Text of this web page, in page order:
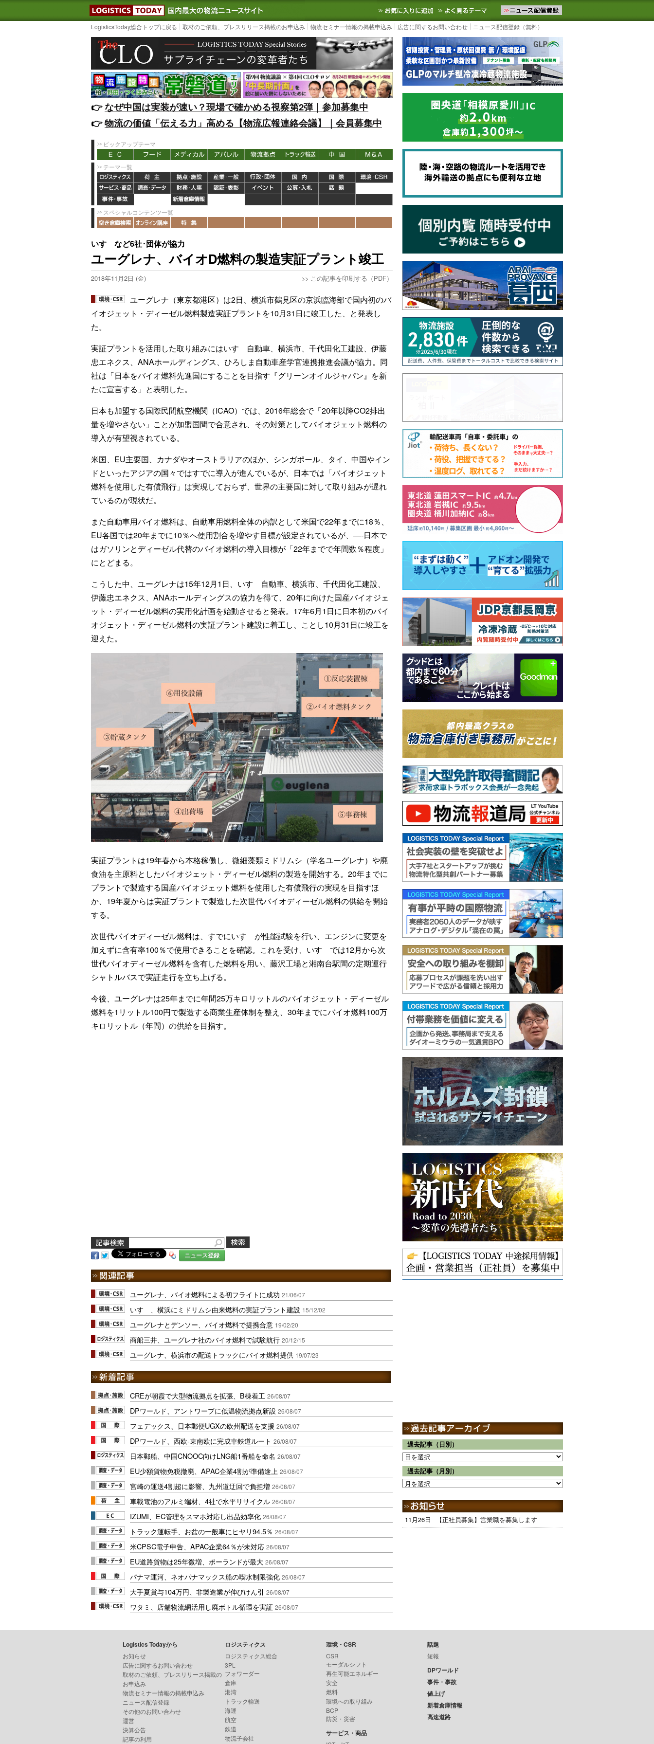
LOGISTICS TODAY｜国内最大の物流ニュースサイト3PL, SCMなど国内外の最新の物流ニュースをお届けします。物流ニュースメール配信を登録す
お気に入りに追加 よく見るテーマ
LogisticsToday総合トップに戻る 取材のご依頼、プレスリリース掲載のお申込み 物流セミナー情報の掲載申込み 広告に関するお問い合わせ ニュース配信登録（無料）
👉️なぜ中国は実装が速い？現場で確かめる視察第2弾｜参加募集中
👉️物流の価値「伝える力」高める【物流広報連絡会議】｜会員募集中
ピックアップテーマ
テーマ一覧
スペシャルコンテンツ一覧
いすゞなど6社･団体が協力
ユーグレナ、バイオD燃料の製造実証プラント竣工
2018年11月2日 (金) >> この記事を印刷する（PDF）
ユーグレナ（東京都港区）は2日、横浜市鶴見区の京浜臨海部で国内初のバ
イオジェット・ディーゼル燃料製造実証プラントを10月31日に竣工した、と発表し
た。
実証プラントを活用した取り組みにはいすゞ自動車、横浜市、千代田化工建設、伊藤
忠エネクス、ANAホールディングス、ひろしま自動車産学官連携推進会議が協力。同
社は「日本をバイオ燃料先進国にすることを目指す『グリーンオイルジャパン』を新
たに宣言する」と表明した。
日本も加盟する国際民間航空機関（ICAO）では、2016年総会で「20年以降CO2排出
量を増やさない」ことが加盟国間で合意され、その対策としてバイオジェット燃料の
導入が有望視されている。
米国、EU主要国、カナダやオーストラリアのほか、シンガポール、タイ、中国やイン
ドといったアジアの国々ではすでに導入が進んでいるが、日本では「バイオジェット
燃料を使用した有償飛行」は実現しておらず、世界の主要国に対して取り組みが遅れ
ているのが現状だ。
また自動車用バイオ燃料は、自動車用燃料全体の内訳として米国で22年までに18％、
EU各国では20年までに10％へ使用割合を増やす目標が設定されているが、—-日本で
はガソリンとディーゼル代替のバイオ燃料の導入目標が「22年までで年間数％程度」
にとどまる。
こうした中、ユーグレナは15年12月1日、いすゞ自動車、横浜市、千代田化工建設、
伊藤忠エネクス、ANAホールディングスの協力を得て、20年に向けた国産バイオジェ
ット・ディーゼル燃料の実用化計画を始動させると発表。17年6月1日に日本初のバイ
オジェット・ディーゼル燃料の実証プラント建設に着工し、ことし10月31日に竣工を
迎えた。
実証プラントは19年春から本格稼働し、微細藻類ミドリムシ（学名ユーグレナ）や廃
食油を主原料としたバイオジェット・ディーゼル燃料の製造を開始する。20年までに
プラントで製造する国産バイオジェット燃料を使用した有償飛行の実現を目指すほ
か、19年夏からは実証プラントで製造した次世代バイオディーゼル燃料の供給を開始
する。
次世代バイオディーゼル燃料は、すでにいすゞが性能試験を行い、エンジンに変更を
加えずに含有率100％で使用できることを確認。これを受け、いすゞでは12月から次
世代バイオディーゼル燃料を含有した燃料を用い、藤沢工場と湘南台駅間の定期運行
シャトルバスで実証走行を立ち上げる。
今後、ユーグレナは25年までに年間25万キロリットルのバイオジェット・ディーゼル
燃料を1リットル100円で製造する商業生産体制を整え、30年までにバイオ燃料100万
キロリットル（年間）の供給を目指す。
ニュース登録
ユーグレナ、バイオ燃料による初フライトに成功 21/06/07
いすゞ、横浜にミドリムシ由来燃料の実証プラント建設 15/12/02
ユーグレナとデンソー、バイオ燃料で提携合意 19/02/20
商船三井、ユーグレナ社のバイオ燃料で試験航行 20/12/15
ユーグレナ、横浜市の配送トラックにバイオ燃料提供 19/07/23
CREが朝霞で大型物流拠点を拡張、B棟着工 26/08/07
DPワールド、アントワープに低温物流拠点新設 26/08/07
フェデックス、日本郵便UGXの欧州配送を支援 26/08/07
DPワールド、西欧-東南欧に完成車鉄道ルート 26/08/07
日本郵船、中国CNOOC向けLNG船1番船を命名 26/08/07
EU少額貨物免税撤廃、APAC企業4割が準備途上 26/08/07
宮崎の運送4割超に影響、九州道迂回で負担増 26/08/07
車載電池のアルミ端材、4社で水平リサイクル 26/08/07
IZUMI、EC管理をスマホ対応し出品効率化 26/08/07
トラック運転手、お盆の一般車にヒヤリ94.5％ 26/08/07
米CPSC電子申告、APAC企業64％が未対応 26/08/07
EU道路貨物は25年微増、ポーランドが最大 26/08/07
パナマ運河、ネオパナマックス船の喫水制限強化 26/08/07
大手夏賞与104万円、非製造業が伸びけん引 26/08/07
ワタミ、店舗物流網活用し廃ボトル循環を実証 26/08/07
過去記事（日別）
過去記事（月別）
11月26日 【正社員募集】営業職を募集します
Logistics Todayから
お知らせ
広告に関するお問い合わせ
取材のご依頼、プレスリリース掲載の
お申込み
物流セミナー情報の掲載申込み
ニュース配信登録
その他のお問い合わせ
運営
決算公告
記事の利用
ロジスティクス
ロジスティクス総合
3PL
フォワーダー
倉庫
港湾
トラック輸送
海運
航空
鉄道
物流子会社
環境・CSR
CSR
モーダルシフト
再生可能エネルギー
安全
燃料
環境への取り組み
BCP
防災・災害
サービス・商品
話題
短報
DPワールド
事件・事故
値上げ
新着倉庫情報
高速道路